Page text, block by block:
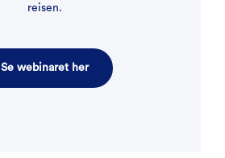
reisen.
Se webinaret her